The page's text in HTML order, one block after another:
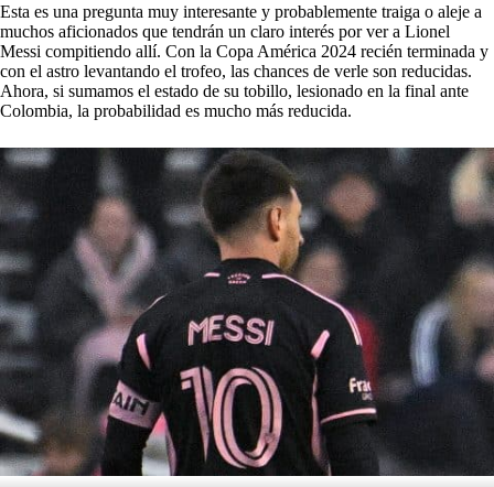
Esta es una pregunta muy interesante y probablemente traiga o aleje a
muchos aficionados que tendrán un claro interés por ver a Lionel
Messi compitiendo allí. Con la Copa América 2024 recién terminada y
con el astro levantando el trofeo, las chances de verle son reducidas.
Ahora, si sumamos el estado de su tobillo, lesionado en la final ante
Colombia, la probabilidad es mucho más reducida.